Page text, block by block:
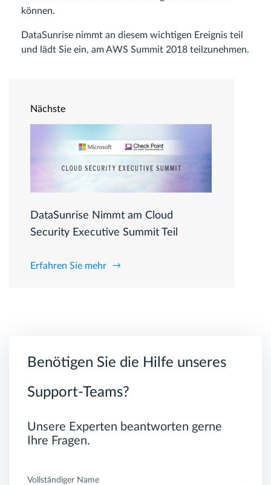
können.
DataSunrise nimmt an diesem wichtigen Ereignis teil
und lädt Sie ein, am AWS Summit 2018 teilzunehmen.
Nächste
DataSunrise Nimmt am Cloud
Security Executive Summit Teil
Erfahren Sie mehr
Benötigen Sie die Hilfe unseres
Support-Teams?
Unsere Experten beantworten gerne
Ihre Fragen.
Vollständiger Name